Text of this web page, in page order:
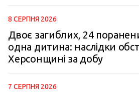
8 СЕРПНЯ 2026
Двоє загиблих, 24
одна дитина: наслідки
Херсонщині за добу
7 СЕРПНЯ 2026